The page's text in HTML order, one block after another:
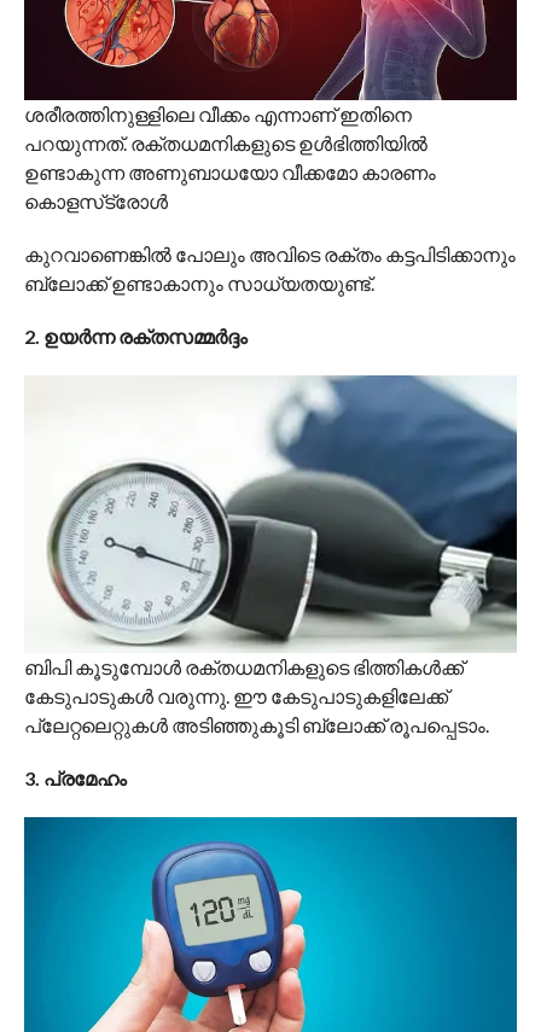
ശരീരത്തിനുള്ളിലെ വീക്കം എന്നാണ് ഇതിനെ
പറയുന്നത്. രക്തധമനികളുടെ ഉൾഭിത്തിയിൽ
ഉണ്ടാകുന്ന അണുബാധയോ വീക്കമോ കാരണം
കൊളസ്‌ട്രോൾ
കുറവാണെങ്കിൽ പോലും അവിടെ രക്തം കട്ടപിടിക്കാനും
ബ്ലോക്ക് ഉണ്ടാകാനും സാധ്യതയുണ്ട്.
2. ഉയർന്ന രക്തസമ്മർദ്ദം
ബിപി കൂടുമ്പോൾ രക്തധമനികളുടെ ഭിത്തികൾക്ക്
കേടുപാടുകൾ വരുന്നു. ഈ കേടുപാടുകളിലേക്ക്
പ്ലേറ്റലെറ്റുകൾ അടിഞ്ഞുകൂടി ബ്ലോക്ക് രൂപപ്പെടാം.
3. പ്രമേഹം